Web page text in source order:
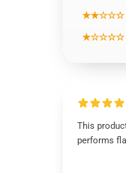
★★☆☆☆
★☆☆☆☆
This
performs